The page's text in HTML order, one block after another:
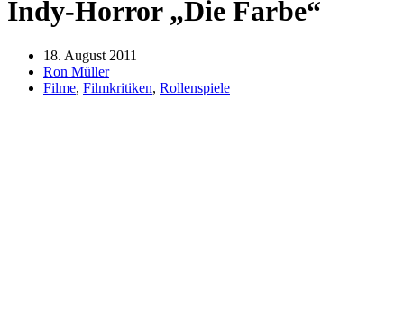
Indy-Horror „Die Farbe“
18. August 2011
Ron Müller
Filme, Filmkritiken, Rollenspiele